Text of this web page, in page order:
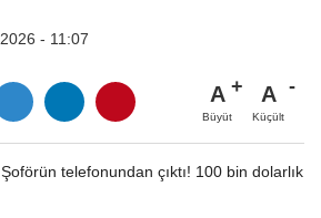
- 11:07
A
Büyüt
A
Küçült